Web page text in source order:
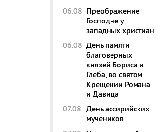
06.08 Преображение
Господне у
западных христиан
06.08 День памяти
благоверных
князей Бориса и
Глеба, во святом
Крещении Романа
и Давида
07.08 День ассирийских
мучеников